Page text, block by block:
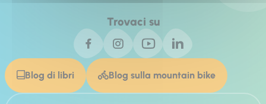
Trovaci su
Blog di libri Blog sulla mountain bike